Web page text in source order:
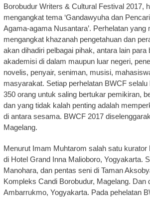
Borobudur Writers & Cultural Festival 2017,
mengangkat tema ‘Gandawyuha dan
Agama-agama Nusantara’. Perhelatan yang
mengangkat khazanah pengetahuan dan
akan dihadiri pelbagai pihak, antara lain para
akademisi di dalam maupun luar negeri,
novelis, penyair, seniman, musisi,
masyarakat. Setiap perhelatan BWCF selalu
350 orang untuk saling bertukar pemikiran,
dan yang tidak kalah penting adalah
di antara sesama. BWCF 2017
Magelang.
Menurut Imam Muhtarom salah satu kurator
di Hotel Grand Inna Malioboro, Yogyakarta.
Manohara, dan pentas seni di Taman
Kompleks Candi Borobudur, Magelang. Dan
Ambarrukmo, Yogyakarta. Pada pehelatan